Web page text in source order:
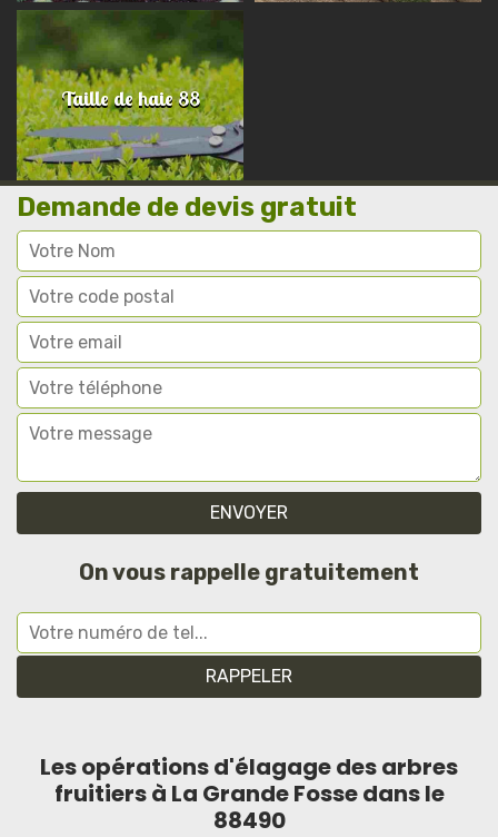
Taille de haie 88
Demande de devis gratuit
On vous rappelle gratuitement
Les opérations d'élagage des arbres
fruitiers à La Grande Fosse dans le
88490